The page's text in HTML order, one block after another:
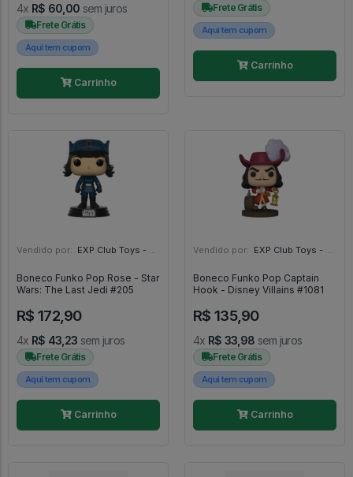
4x R$ 60,00 sem juros
Frete Grátis
Aqui tem cupom
Carrinho
Frete Grátis
Aqui tem cupom
Carrinho
Vendido por: EXP Club Toys - SP
Boneco Funko Pop Rose - Star
Wars: The Last Jedi #205
R$ 172,90
4x R$ 43,23 sem juros
Frete Grátis
Aqui tem cupom
Carrinho
Vendido por: EXP Club Toys - SP
Boneco Funko Pop Captain
Hook - Disney Villains #1081
R$ 135,90
4x R$ 33,98 sem juros
Frete Grátis
Aqui tem cupom
Carrinho